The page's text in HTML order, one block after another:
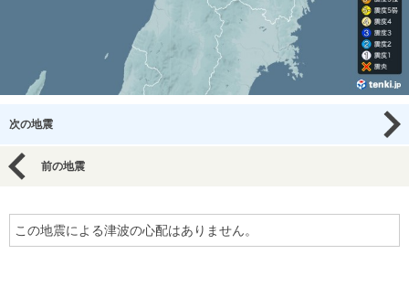
次の地震
前の地震
この地震による津波の心配はありません。